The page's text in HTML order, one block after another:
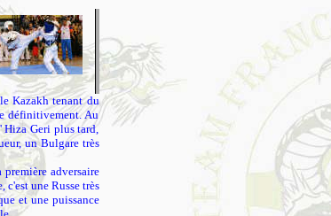
Kazakh tenant du
définitivement. Au
Hiza Geri plus tard,
un Bulgare très
adversaire
une Russe très
et une puissance